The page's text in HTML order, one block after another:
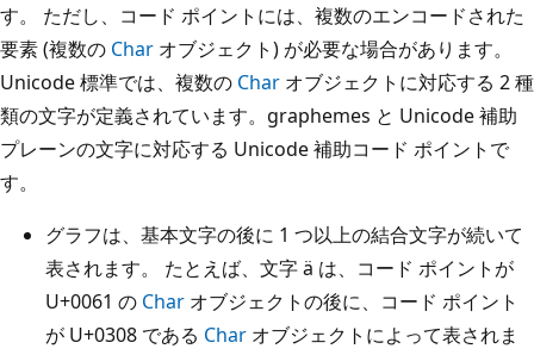
す。 ただし、コード ポイントには、複数のエンコードされた
要素 (複数の Char オブジェクト) が必要な場合があります。
Unicode 標準では、複数の Char オブジェクトに対応する 2 種
類の文字が定義されています。graphemes と Unicode 補助
プレーンの文字に対応する Unicode 補助コード ポイントで
す。
グラフは、基本文字の後に 1 つ以上の結合文字が続いて
表されます。 たとえば、文字 ä は、コード ポイントが
U+0061 の Char オブジェクトの後に、コード ポイント
が U+0308 である Char オブジェクトによって表されま